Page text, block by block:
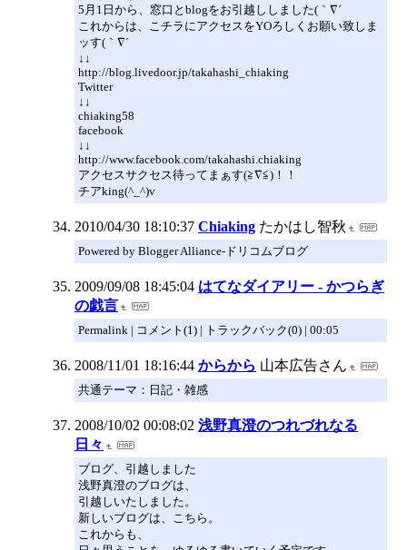
5月1日から、窓口とblogをお引越ししました(｀∇´ゞ
これからは、こチラにアクセスをYOろしくお願い致しま
ッす(｀∇´ゞ
↓↓
http://blog.livedoor.jp/takahashi_chiaking
Twitter
↓↓
chiaking58
facebook
↓↓
http://www.facebook.com/takahashi.chiaking
アクセスサクセス待ってまぁす(≧∇≦)！！
チアking(^_^)v
2010/04/30 18:10:37 Chiaking たかはし智秋
Powered by Blogger Alliance-ドリコムブログ
2009/09/08 18:45:04 はてなダイアリー - かつらぎ
の戯言
Permalink | コメント(1) | トラックバック(0) | 00:05
2008/11/01 18:16:44 からから 山本広告さん
共通テーマ：日記・雑感
2008/10/02 00:08:02 浅野真澄のつれづれなる
日々
ブログ、引越しました
浅野真澄のブログは、
引越しいたしました。
新しいブログは、こちら。
これからも、